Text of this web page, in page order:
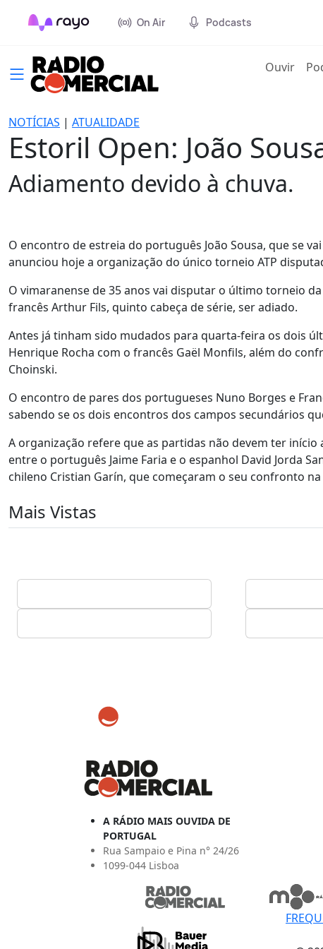
On Air Podcasts
Ouvir
NOTÍCIAS | ATUALIDADE
Estoril Open: João
Adiamento devido à chuva.
O encontro de estreia do português João Sousa, que se
anunciou hoje a organização do único torneio ATP
O vimaranense de 35 anos vai disputar o último torneio
francês Arthur Fils, quinto cabeça de série, ser adiado.
Antes já tinham sido mudados para quarta-feira os dois
Henrique Rocha com o francês Gaël Monfils, além do
Choinski.
O encontro de pares dos portugueses Nuno Borges e
sabendo se os dois encontros dos campos secundários
A organização refere que as partidas não devem ter
entre o português Jaime Faria e o espanhol David Jorda
chileno Cristian Garín, que começaram o seu confronto
Mais Vistas
A RÁDIO MAIS OUVIDA DE
PORTUGAL
Rua Sampaio e Pina n° 24/26
1099-044 Lisboa